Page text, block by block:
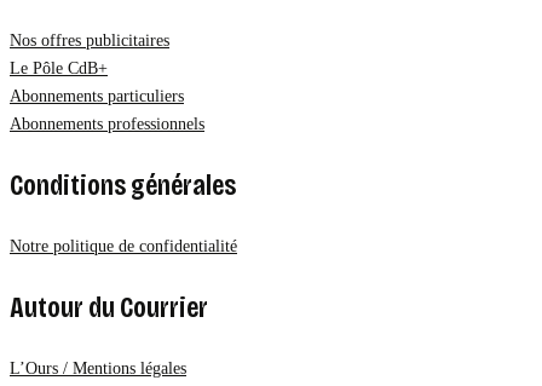
Nos offres publicitaires
Le Pôle CdB+
Abonnements particuliers
Abonnements professionnels
Conditions générales
Notre politique de confidentialité
Autour du Courrier
L’Ours / Mentions légales